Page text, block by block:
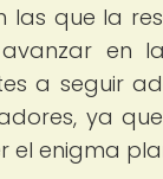
las que la
en
a seguir
ya
el enigma